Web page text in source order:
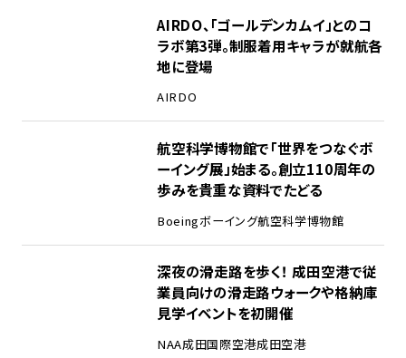
AIRDO、「ゴールデンカムイ」とのコ
ラボ第3弾。制服着用キャラが就航各
地に登場
AIRDO
航空科学博物館で「世界をつなぐボ
ーイング展」始まる。創立110周年の
歩みを貴重な資料でたどる
Boeingボーイング航空科学博物館
深夜の滑走路を歩く！ 成田空港で従
業員向けの滑走路ウォークや格納庫
見学イベントを初開催
NAA成田国際空港成田空港